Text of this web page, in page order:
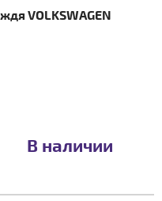
VOLKSWAGEN
В наличии